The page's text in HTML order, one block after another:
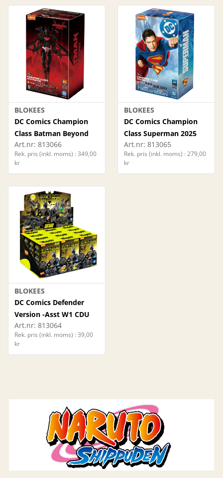
BLOKEES
DC Comics Champion
Class Batman Beyond
Art.nr: 813066
Rek. pris (inkl. moms) : 349,00
kr
BLOKEES
DC Comics Champion
Class Superman 2025
Art.nr: 813065
Rek. pris (inkl. moms) : 279,00
kr
BLOKEES
DC Comics Defender
Version -Asst W1 CDU
Art.nr: 813064
Rek. pris (inkl. moms) : 39,00
kr